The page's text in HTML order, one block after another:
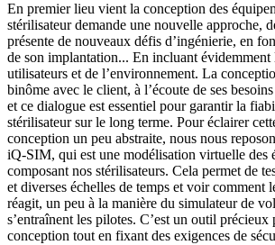
En premier lieu vient la conception des
stérilisateur demande une nouvelle approche,
présente de nouveaux défis d’ingénierie, en
de son implantation... En incluant évidemment
utilisateurs et de l’environnement. La
binôme avec le client, à l’écoute de ses
et ce dialogue est essentiel pour garantir la
stérilisateur sur le long terme. Pour éclairer
conception un peu abstraite, nous nous
iQ-SIM, qui est une modélisation virtuelle des
composant nos stérilisateurs. Cela permet de
et diverses échelles de temps et voir comment
réagit, un peu à la manière du simulateur de
s’entraînent les pilotes. C’est un outil précieux
conception tout en fixant des exigences de